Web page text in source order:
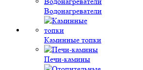
Водонагреватели
Каминные топки
Печи-камины